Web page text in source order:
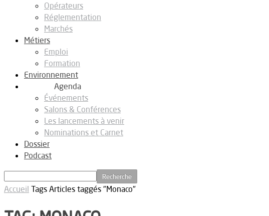
Opérateurs
Réglementation
Marchés
Métiers
Emploi
Formation
Environnement
Agenda
Événements
Salons & Conférences
Les lancements à venir
Nominations et Carnet
Dossier
Podcast
Accueil Tags Articles taggés "Monaco"